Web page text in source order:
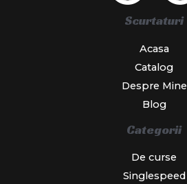
Scurtaturi
Acasa
Catalog
Despre Mine
Blog
Categorii
De curse
Singlespeed